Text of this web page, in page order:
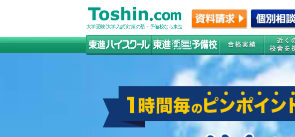
大学受験(大学入試)対策の塾・予備校なら東進